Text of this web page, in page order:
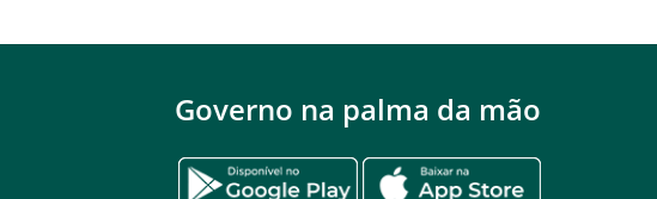
Governo na palma da mão